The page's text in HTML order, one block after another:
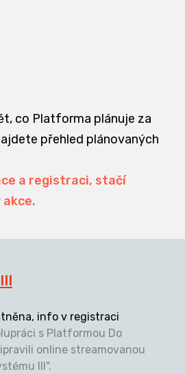
co Platforma plánuje za
přehled plánovaných
a registraci, stačí
info v registraci
s Platformou Do
online streamovanou
III".